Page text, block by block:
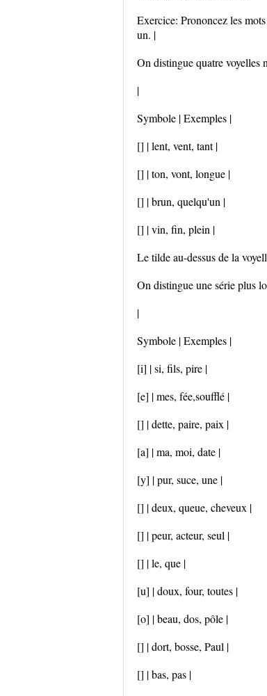
Exercice: Prononcez les
un. |
On distingue quatre voyelles
|
Symbole | Exemples |
[] | lent, vent, tant |
[] | ton, vont, longue |
[] | brun, quelqu'un |
[] | vin, fin, plein |
Le tilde au-dessus de la
On distingue une série plus
|
Symbole | Exemples |
[i] | si, fils, pire |
[e] | mes, fée,soufflé |
[] | dette, paire, paix |
[a] | ma, moi, date |
[y] | pur, suce, une |
[] | deux, queue, cheveux |
[] | peur, acteur, seul |
[] | le, que |
[u] | doux, four, toutes |
[o] | beau, dos, pôle |
[] | dort, bosse, Paul |
[] | bas, pas |